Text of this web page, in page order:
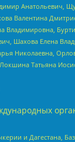
Валентина
Владимировна,
Елена
Николаевна,
Татьяна
и Дагестана,